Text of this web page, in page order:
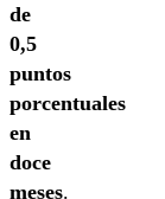
de
0,5
puntos
porcentuales
en
doce
meses.